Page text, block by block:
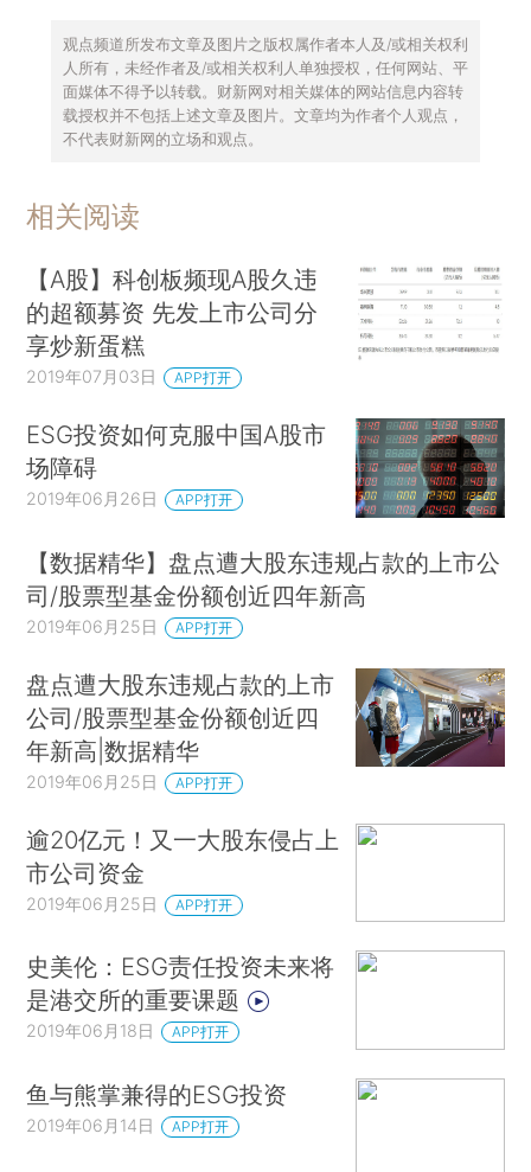
观点频道所发布文章及图片之版权属作者本人及/或相关权利
人所有，未经作者及/或相关权利人单独授权，任何网站、平
面媒体不得予以转载。财新网对相关媒体的网站信息内容转
载授权并不包括上述文章及图片。文章均为作者个人观点，
不代表财新网的立场和观点。
相关阅读
【A股】科创板频现A股久违
的超额募资 先发上市公司分
享炒新蛋糕
2019年07月03日 APP打开
ESG投资如何克服中国A股市
场障碍
2019年06月26日 APP打开
【数据精华】盘点遭大股东违规占款的上市公
司/股票型基金份额创近四年新高
2019年06月25日 APP打开
盘点遭大股东违规占款的上市
公司/股票型基金份额创近四
年新高|数据精华
2019年06月25日 APP打开
逾20亿元！又一大股东侵占上
市公司资金
2019年06月25日 APP打开
史美伦：ESG责任投资未来将
是港交所的重要课题
2019年06月18日 APP打开
鱼与熊掌兼得的ESG投资
2019年06月14日 APP打开